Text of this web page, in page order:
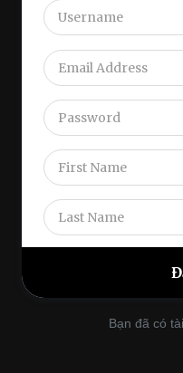
Bạn đã có